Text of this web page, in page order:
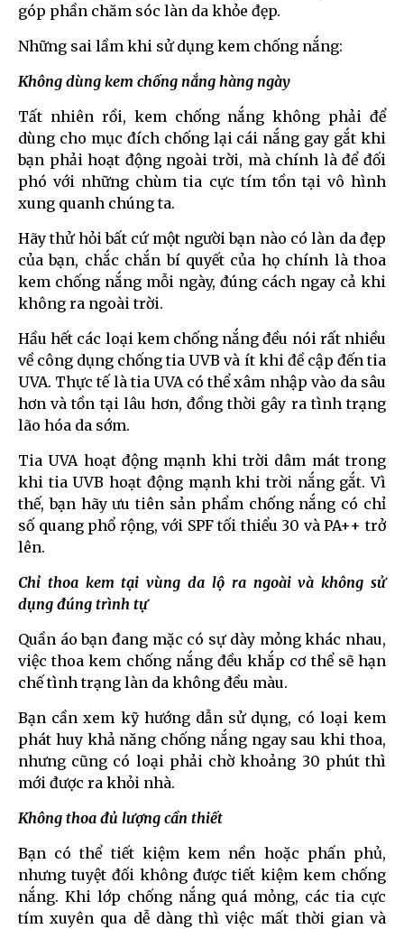
góp phần chăm sóc làn da khỏe đẹp.
Những sai lầm khi sử dụng kem chống nắng:
Không dùng kem chống nắng hàng ngày
Tất nhiên rồi, kem chống nắng không phải để
dùng cho mục đích chống lại cái nắng gay gắt khi
bạn phải hoạt động ngoài trời, mà chính là để đối
phó với những chùm tia cực tím tồn tại vô hình
xung quanh chúng ta.
Hãy thử hỏi bất cứ một người bạn nào có làn da đẹp
của bạn, chắc chắn bí quyết của họ chính là thoa
kem chống nắng mỗi ngày, đúng cách ngay cả khi
không ra ngoài trời.
Hầu hết các loại kem chống nắng đều nói rất nhiều
về công dụng chống tia UVB và ít khi đề cập đến tia
UVA. Thực tế là tia UVA có thể xâm nhập vào da sâu
hơn và tồn tại lâu hơn, đồng thời gây ra tình trạng
lão hóa da sớm.
Tia UVA hoạt động mạnh khi trời dâm mát trong
khi tia UVB hoạt động mạnh khi trời nắng gắt. Vì
thế, bạn hãy ưu tiên sản phẩm chống nắng có chỉ
số quang phổ rộng, với SPF tối thiểu 30 và PA++ trở
lên.
Chỉ thoa kem tại vùng da lộ ra ngoài và không sử
dụng đúng trình tự
Quần áo bạn đang mặc có sự dày mỏng khác nhau,
việc thoa kem chống nắng đều khắp cơ thể sẽ hạn
chế tình trạng làn da không đều màu.
Bạn cần xem kỹ hướng dẫn sử dụng, có loại kem
phát huy khả năng chống nắng ngay sau khi thoa,
nhưng cũng có loại phải chờ khoảng 30 phút thì
mới được ra khỏi nhà.
Không thoa đủ lượng cần thiết
Bạn có thể tiết kiệm kem nền hoặc phấn phủ,
nhưng tuyệt đối không được tiết kiệm kem chống
nắng. Khi lớp chống nắng quá mỏng, các tia cực
tím xuyên qua dễ dàng thì việc mất thời gian và